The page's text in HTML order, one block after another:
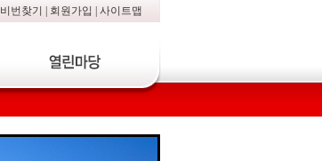
비번찾기 회원가입 사이트맵